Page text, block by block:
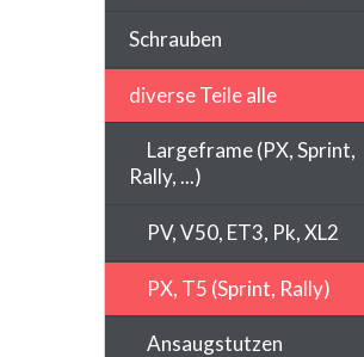
Schrauben
diverse Teile alle
Largeframe (PX, Sprint,
Rally, ...)
PV, V50, ET3, Pk, XL2
PX, T5 (Sprint, Rally)
Ansaugstutzen